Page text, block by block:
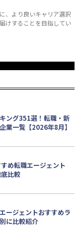
、より良いキャリア選択
けすることを目指してい
ング351選！転職・新
業一覧【2026年8月】
め転職エージェント
比較
ージェントおすすめラ
に比較紹介